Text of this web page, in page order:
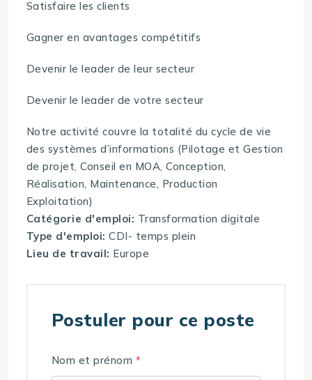
Satisfaire les clients
Gagner en avantages compétitifs
Devenir le leader de leur secteur
Devenir le leader de votre secteur
Notre activité couvre la totalité du cycle de vie
des systèmes d’informations (Pilotage et Gestion
de projet, Conseil en MOA, Conception,
Réalisation, Maintenance, Production
Exploitation)
Catégorie d'emploi: Transformation digitale
Type d'emploi:CDI- temps plein
Lieu de travail: Europe
Postuler pour ce poste
Nom et prénom *